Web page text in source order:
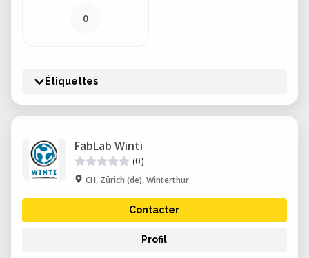
0
Étiquettes
FabLab Winti
(0)
CH, Zürich (de), Winterthur
Contacter
Profil